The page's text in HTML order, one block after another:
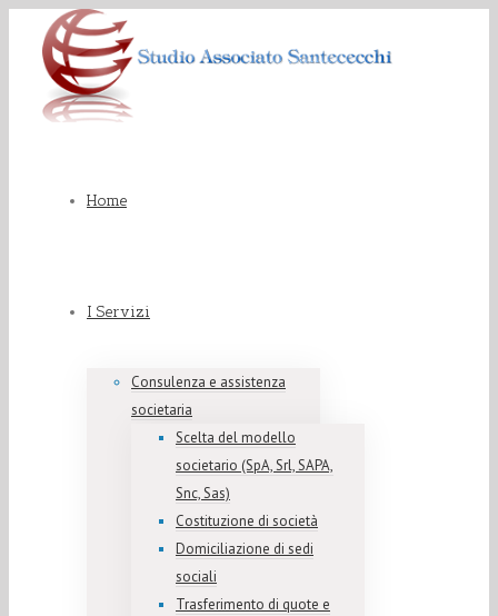
Home
I Servizi
Consulenza e assistenza
societaria
Scelta del modello
societario (SpA, Srl, SAPA,
Snc, Sas)
Costituzione di società
Domiciliazione di sedi
sociali
Trasferimento di quote e